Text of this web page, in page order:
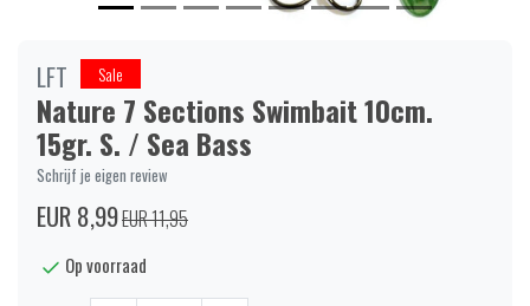
LFT Sale
Nature 7 Sections Swimbait 10cm.
15gr. S. / Sea Bass
Schrijf je eigen review
EUR 8,99EUR 11,95
Op voorraad